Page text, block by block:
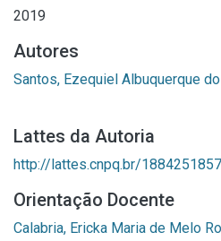
2019
Autores
Santos, Ezequiel Albuquerque
Lattes da Autoria
http://lattes.cnpq.br/
Orientação Docente
Calabria, Ericka Maria de Melo